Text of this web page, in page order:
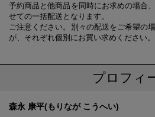
予約商品と他商品を同時にお求めの場合
せての一括配送となります。
ご注意ください。別々の配送をご希望の
が、それぞれ個別にお買い求めください。
プロフィ
森永 康平(もりなが こうへい)